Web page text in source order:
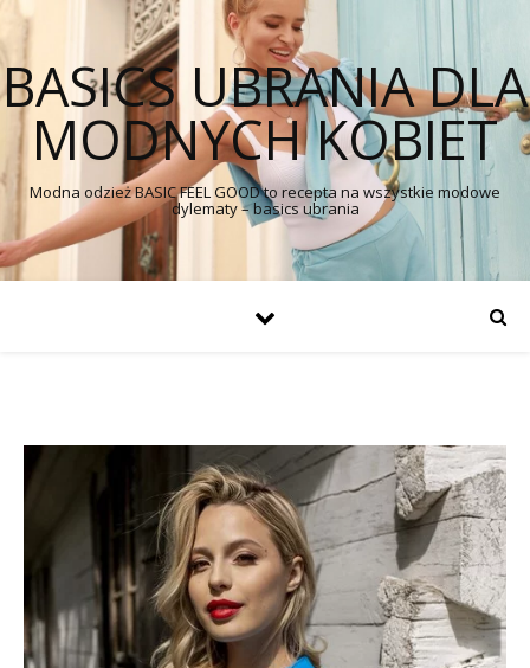
BASICS UBRANIA DLA
MODNYCH KOBIET
Modna odzież BASIC FEEL GOOD to recepta na wszystkie modowe
dylematy – basics ubrania